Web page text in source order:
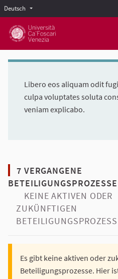
Deutsch Scegli la lingua
Libero eos aliquam odit
culpa voluptates soluta
veniam explicabo.
7 VERGANGENE
BETEILIGUNGSPROZESSE
KEINE AKTIVEN ODER
ZUKÜNFTIGEN
Es gibt keine aktiven oder
Beteiligungsprozesse. Hier